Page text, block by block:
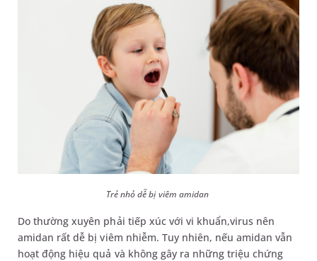
Trẻ nhỏ dễ bị viêm amidan
Do thường xuyên phải tiếp xúc với vi khuẩn,virus nên
amidan rất dễ bị viêm nhiễm. Tuy nhiên, nếu amidan vẫn
hoạt động hiệu quả và không gây ra những triệu chứng